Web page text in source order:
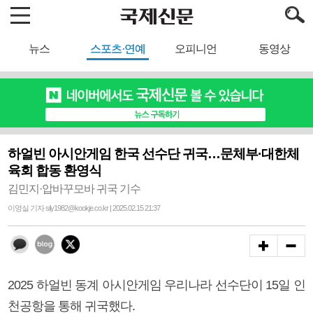
뉴스 스포츠·연예 오피니언 동영상
하얼빈 아시안게임 한국 선수단 귀국…문체부·대한체
육회 합동 환영식
김민지·압바꾸모바 귀국 기수
이영실 기자 sily1982@kookje.co.kr | 2025.02.15 21:37
2025 하얼빈 동계 아시안게임 우리나라 선수단이 15일 인
천공항을 통해 귀국했다.